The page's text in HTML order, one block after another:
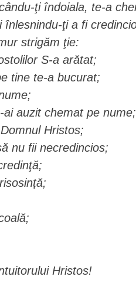
ţi îndoiala, te-a
ţi a fi
strigăm ţie:
S-a arătat;
tine te-a bucurat;
auzit chemat pe nume;
Hristos;
nu fii necredincios;
Hristos!